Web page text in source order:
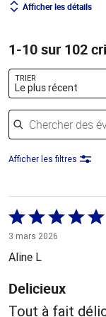
Afficher les détails
1-10 sur 102
TRIER
Le plus récent
Chercher des
Afficher les filtres
Coté
5 sur
5
3 mars 2026
Aline L
Delicieux
Tout à fait